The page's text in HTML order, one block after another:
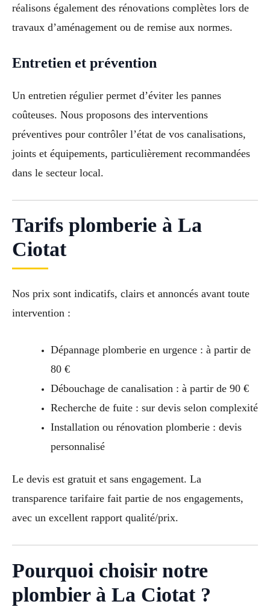
réalisons également des rénovations complètes lors de
travaux d’aménagement ou de remise aux normes.
Entretien et prévention
Un entretien régulier permet d’éviter les pannes
coûteuses. Nous proposons des interventions
préventives pour contrôler l’état de vos canalisations,
joints et équipements, particulièrement recommandées
dans le secteur local.
Tarifs plomberie à La
Ciotat
Nos prix sont indicatifs, clairs et annoncés avant toute
intervention :
Dépannage plomberie en urgence : à partir de
80 €
Débouchage de canalisation : à partir de 90 €
Recherche de fuite : sur devis selon complexité
Installation ou rénovation plomberie : devis
personnalisé
Le devis est gratuit et sans engagement. La
transparence tarifaire fait partie de nos engagements,
avec un excellent rapport qualité/prix.
Pourquoi choisir notre
plombier à La Ciotat ?